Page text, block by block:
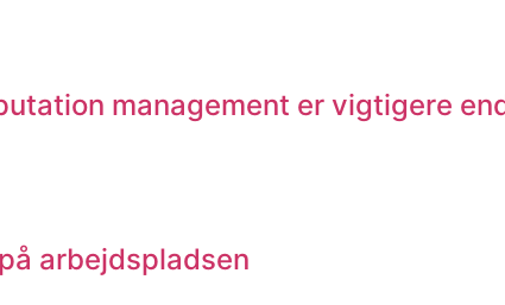
management er vigtigere
arbejdspladsen